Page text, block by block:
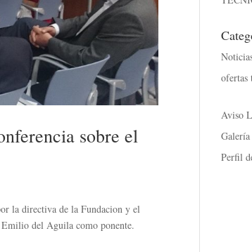
sobre el
la directiva de la Fundacion y el
del Aguila como ponente.
ofertas
Aviso
Galería
Perfil